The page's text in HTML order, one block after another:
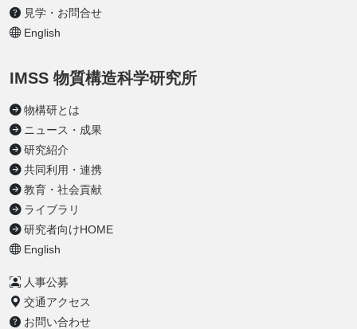
見学・お問合せ
English
IMSS 物質構造科学研究所
物構研とは
ニュース・成果
研究紹介
共同利用・連携
教育・社会貢献
ライブラリ
研究者向けHOME
English
人事公募
交通アクセス
お問い合わせ